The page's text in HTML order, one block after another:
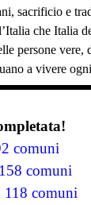
sacrificio e
che Italia
persone vere,
a vivere
comuni
comuni
comuni